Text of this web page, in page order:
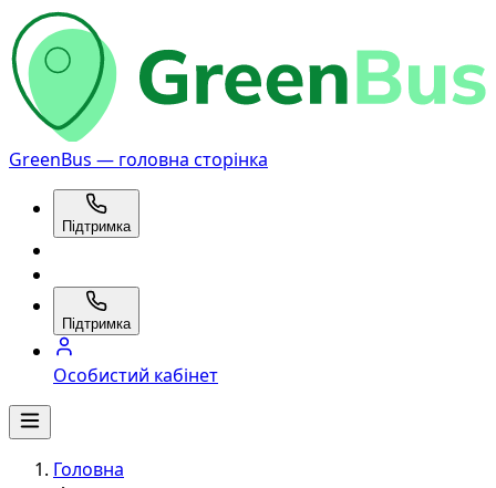
GreenBus — головна сторінка
Підтримка
Підтримка
Особистий кабінет
Головна